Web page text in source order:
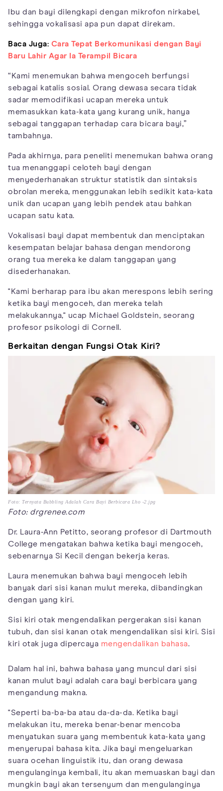
Ibu dan bayi dilengkapi dengan mikrofon nirkabel,
sehingga vokalisasi apa pun dapat direkam.
Baca Juga: Cara Tepat Berkomunikasi dengan Bayi
Baru Lahir Agar Ia Terampil Bicara
“Kami menemukan bahwa mengoceh berfungsi
sebagai katalis sosial. Orang dewasa secara tidak
sadar memodifikasi ucapan mereka untuk
memasukkan kata-kata yang kurang unik, hanya
sebagai tanggapan terhadap cara bicara bayi,”
tambahnya.
Pada akhirnya, para peneliti menemukan bahwa orang
tua menanggapi celoteh bayi dengan
menyederhanakan struktur statistik dan sintaksis
obrolan mereka, menggunakan lebih sedikit kata-kata
unik dan ucapan yang lebih pendek atau bahkan
ucapan satu kata.
Vokalisasi bayi dapat membentuk dan menciptakan
kesempatan belajar bahasa dengan mendorong
orang tua mereka ke dalam tanggapan yang
disederhanakan.
"Kami berharap para ibu akan merespons lebih sering
ketika bayi mengoceh, dan mereka telah
melakukannya," ucap Michael Goldstein, seorang
profesor psikologi di Cornell.
Berkaitan dengan Fungsi Otak Kiri?
Foto: Ternyata Bubbling Adalah Cara Bayi Berbicara Lho -2.jpg
Foto: drgrenee.com
Dr. Laura-Ann Petitto, seorang profesor di Dartmouth
College mengatakan bahwa ketika bayi mengoceh,
sebenarnya Si Kecil dengan bekerja keras.
Laura menemukan bahwa bayi mengoceh lebih
banyak dari sisi kanan mulut mereka, dibandingkan
dengan yang kiri.
Sisi kiri otak mengendalikan pergerakan sisi kanan
tubuh, dan sisi kanan otak mengendalikan sisi kiri. Sisi
kiri otak juga dipercaya mengendalikan bahasa.
Dalam hal ini, bahwa bahasa yang muncul dari sisi
kanan mulut bayi adalah cara bayi berbicara yang
mengandung makna.
"Seperti ba-ba-ba atau da-da-da. Ketika bayi
melakukan itu, mereka benar-benar mencoba
menyatukan suara yang membentuk kata-kata yang
menyerupai bahasa kita. Jika bayi mengeluarkan
suara ocehan linguistik itu, dan orang dewasa
mengulanginya kembali, itu akan memuaskan bayi dan
mungkin bayi akan tersenyum dan mengulanginya